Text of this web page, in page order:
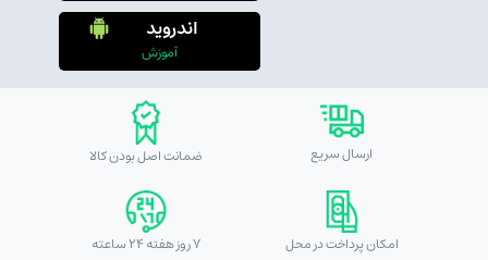
اندروید
آموزش
ارسال سریع ضمانت اصل بودن کالا
امکان پرداخت در محل 7 روز هفته 24 ساعته